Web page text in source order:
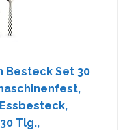
Besteck Set 30
Tlg.,